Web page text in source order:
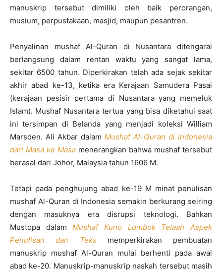
manuskrip tersebut dimiliki oleh baik perorangan,
musium, perpustakaan, masjid, maupun pesantren.
Penyalinan mushaf Al-Quran di Nusantara ditengarai
berlangsung dalam rentan waktu yang sangat lama,
sekitar 6500 tahun. Diperkirakan telah ada sejak sekitar
akhir abad ke-13, ketika era Kerajaan Samudera Pasai
(kerajaan pesisir pertama di Nusantara yang memeluk
Islam). Mushaf Nusantara tertua yang bisa diketahui saat
ini tersimpan di Belanda yang menjadi koleksi William
Marsden. Ali Akbar dalam Mushaf Al-Quran di Indonesia
dari Masa ke Masa menerangkan bahwa mushaf tersebut
berasal dari Johor, Malaysia tahun 1606 M.
Tetapi pada penghujung abad ke-19 M minat penulisan
mushaf Al-Quran di Indonesia semakin berkurang seiring
dengan masuknya era disrupsi teknologi. Bahkan
Mustopa dalamMushaf Kuno Lombok Telaah Aspek
Penulisan dan Teks
memperkirakan pembuatan
manuskrip mushaf Al-Quran mulai berhenti pada awal
abad ke-20. Manuskrip-manuskrip naskah tersebut masih